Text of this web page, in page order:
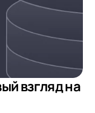
взгляд на